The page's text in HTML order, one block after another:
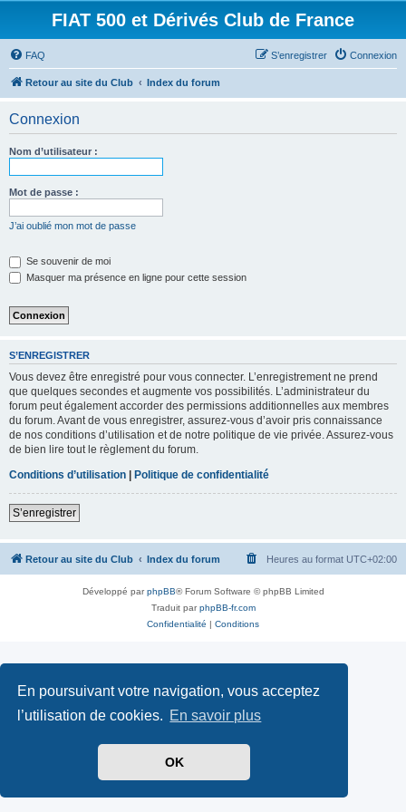
En poursuivant votre navigation, vous acceptez
l’utilisation de cookies. En savoir plus
OK
FIAT 500 et Dérivés Club de France
FAQ Connexion
S’enregistrer
Retour au site du Club Index du forum
Connexion
Nom d’utilisateur :
Mot de passe :
J’ai oublié mon mot de passe
Se souvenir de moi
Masquer ma présence en ligne pour cette session
S’ENREGISTRER
Vous devez être enregistré pour vous connecter. L’enregistrement ne prend
que quelques secondes et augmente vos possibilités. L’administrateur du
forum peut également accorder des permissions additionnelles aux membres
du forum. Avant de vous enregistrer, assurez-vous d’avoir pris connaissance
de nos conditions d’utilisation et de notre politique de vie privée. Assurez-vous
de bien lire tout le règlement du forum.
Conditions d’utilisation | Politique de confidentialité
S’enregistrer
Retour au site du Club Index du forum Heures au format UTC+02:00
Développé parphpBB® Forum Software © phpBB Limited
Traduit parphpBB-fr.com
Confidentialité | Conditions